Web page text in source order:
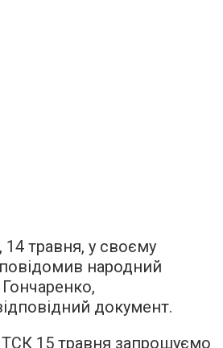
14 травня, у своєму
народний
документ.
ТСК 15 травня запрошуємо